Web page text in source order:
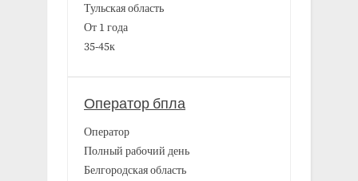
Тульская область
От 1 года
35-45к
Оператор бпла
Оператор
Полный рабочий день
Белгородская область